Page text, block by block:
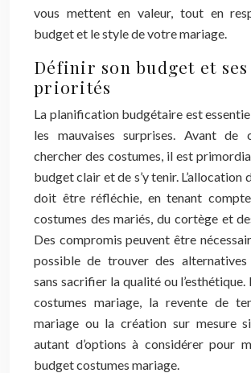
vous mettent en valeur, tout en
budget et le style de votre mariage.
Définir son budget et ses
priorités
La planification budgétaire est
les mauvaises surprises. Avant de
chercher des costumes, il est
budget clair et de s’y tenir. L’allocation
doit être réfléchie, en tenant
costumes des mariés, du cortège et
Des compromis peuvent être
possible de trouver des alternatives
sans sacrifier la qualité ou
costumes mariage, la revente de
mariage ou la création sur mesure
autant d’options à considérer pour
budget costumes mariage.